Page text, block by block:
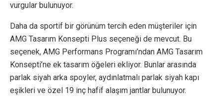
vurgular bulunuyor.
Daha da sportif bir görünüm tercih eden müşteriler için
AMG Tasarım Konsepti Plus seçeneği de mevcut. Bu
seçenek, AMG Performans Programı’ndan AMG Tasarım
Konsepti’ne ek tasarım öğeleri ekliyor. Bunlar arasında
parlak siyah arka spoyler, aydınlatmalı parlak siyah kapı
eşikleri ve özel 19 inç hafif alaşım jantlar bulunuyor.